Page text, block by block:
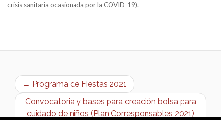
crisis sanitaria ocasionada por la COVID-19).
← Programa de Fiestas 2021
Convocatoria y bases para creación bolsa para
cuidado de niños (Plan Corresponsables 2021)